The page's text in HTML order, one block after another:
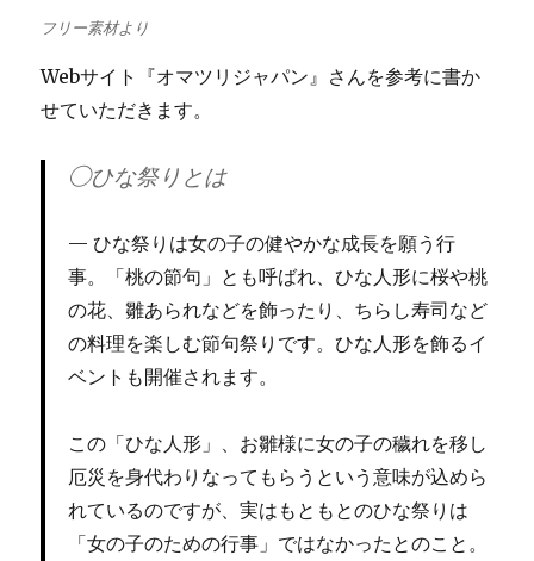
フリー素材より
Webサイト『オマツリジャパン』さんを参考に書か
せていただきます。
◯ひな祭りとは
ひな祭りは女の子の健やかな成長を願う行
事。「桃の節句 」とも呼ばれ、ひな人形に桜や桃
の花、雛あられなどを飾ったり、ちらし寿司など
の料理を楽しむ節句祭りです。ひな人形を飾るイ
ベントも開催されます。
この「ひな人形」、お雛様に女の子の穢れを移し
厄災を身代わりなってもらうという意味が込めら
れているのですが、実はもともとのひな祭りは
「女の子のための行事」ではなかったとのこと。